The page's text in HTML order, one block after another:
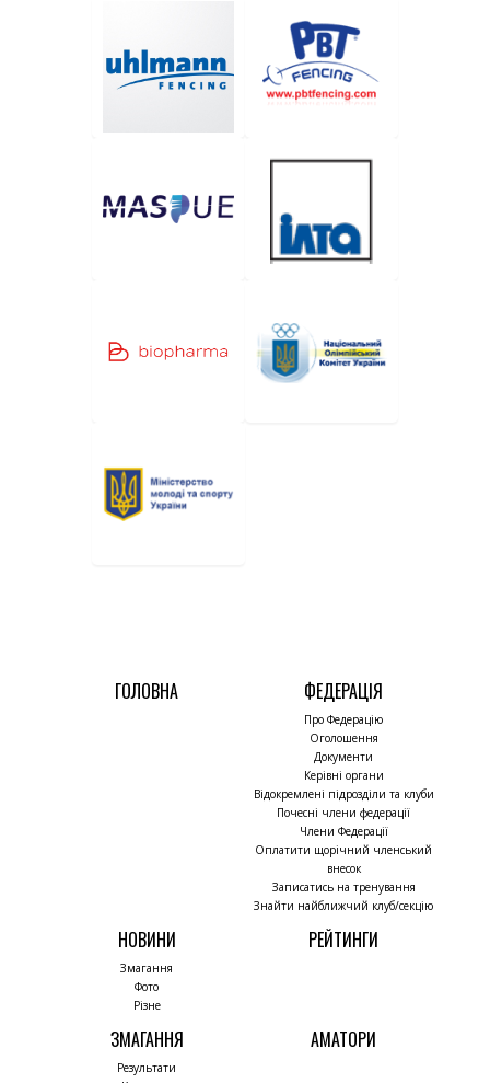
ГОЛОВНА ФЕДЕРАЦІЯ
Про Федерацію
Оголошення
Документи
Керівні органи
Відокремлені підрозділи та клуби
Почесні члени федерації
Члени Федерації
Оплатити щорічний членський
внесок
Записатись на тренування
Знайти найближчий клуб/секцію
НОВИНИ
Змагання
Фото
Різне
РЕЙТИНГИ
ЗМАГАННЯ
Результати
АМАТОРИ